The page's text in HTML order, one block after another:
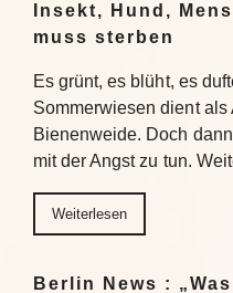
Insekt, Hund,
muss sterben
Es grünt, es blüht, es
Sommerwiesen dient als
Bienenweide. Doch
mit der Angst zu tun.
Weiterlesen
Berlin News :